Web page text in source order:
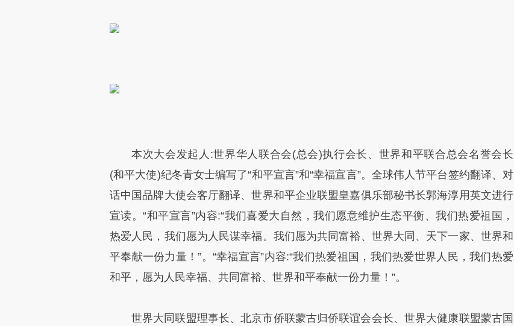
本次大会发起人:世界华人联合会(总会)执行会长、世界和平联合总会名誉会长
(和平大使)纪冬青女士编写了“和平宣言”和“幸福宣言”。全球伟人节平台签约翻译、对
话中国品牌大使会客厅翻译、世界和平企业联盟皇嘉俱乐部秘书长郭海淳用英文进行
宣读。“和平宣言”内容:“我们喜爱大自然，我们愿意维护生态平衡、我们热爱祖国，
热爱人民，我们愿为人民谋幸福。我们愿为共同富裕、世界大同、天下一家、世界和
平奉献一份力量！”。“幸福宣言”内容:“我们热爱祖国，我们热爱世界人民，我们热爱
和平，愿为人民幸福、共同富裕、世界和平奉献一份力量！”。
世界大同联盟理事长、北京市侨联蒙古归侨联谊会会长、世界大健康联盟蒙古国